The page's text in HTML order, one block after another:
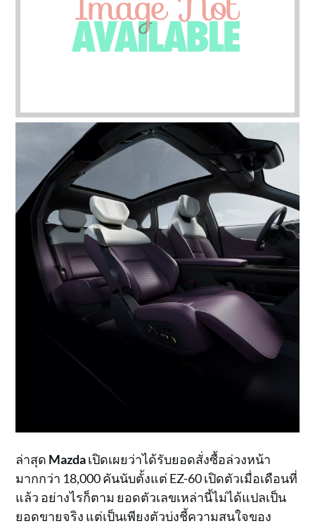
ล่าสุด Mazdaเปิดเผยว่าได้รับยอดสั่งซื้อล่วงหน้า
มากกว่า 18,000 คันนับตั้งแต่ EZ-60 เปิดตัวเมื่อเดือนที่
แล้ว อย่างไรก็ตาม ยอดตัวเลขเหล่านี้ไม่ได้แปลเป็น
ยอดขายจริง แต่เป็นเพียงตัวบ่งชี้ความสนใจของ